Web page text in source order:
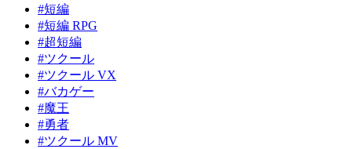
#短編
#短編 RPG
#超短編
#ツクール
#ツクール VX
#バカゲー
#魔王
#勇者
#ツクール MV